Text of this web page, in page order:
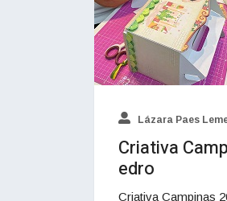
Lázara Paes
Criativa
edro
Criativa Campinas